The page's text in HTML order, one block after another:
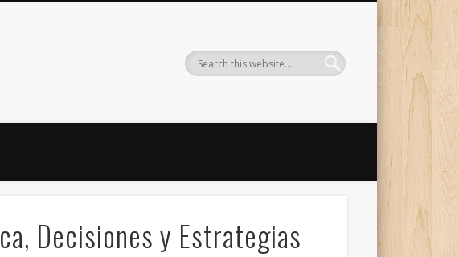
Decisiones y Estrategias